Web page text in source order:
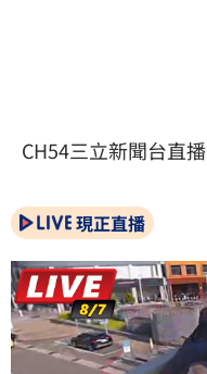
CH54三立新聞台直播
現正直播